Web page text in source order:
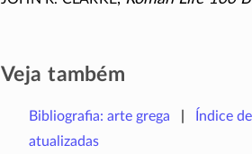
Veja também
Bibliografia: arte grega Índice
atualizadas